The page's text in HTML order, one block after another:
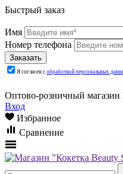
Быстрый заказ
Имя
Номер телефона
Я согласен с обработкой персональных
Оптово-розничный магазин
Вход
Избранное
Сравнение